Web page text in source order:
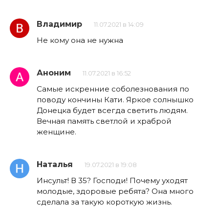
Владимир 11.07.2021 в 14:09
Не кому она не нужна
Аноним 11.07.2021 в 16:52
Самые искренние соболезнования по
поводу кончины Кати. Яркое солнышко
Донецка будет всегда светить людям.
Вечная память светлой и храброй
женщине.
Наталья 19.07.2021 в 19:08
Инсульт! В 35? Господи! Почему уходят
молодые, здоровые ребята? Она много
сделала за такую короткую жизнь.